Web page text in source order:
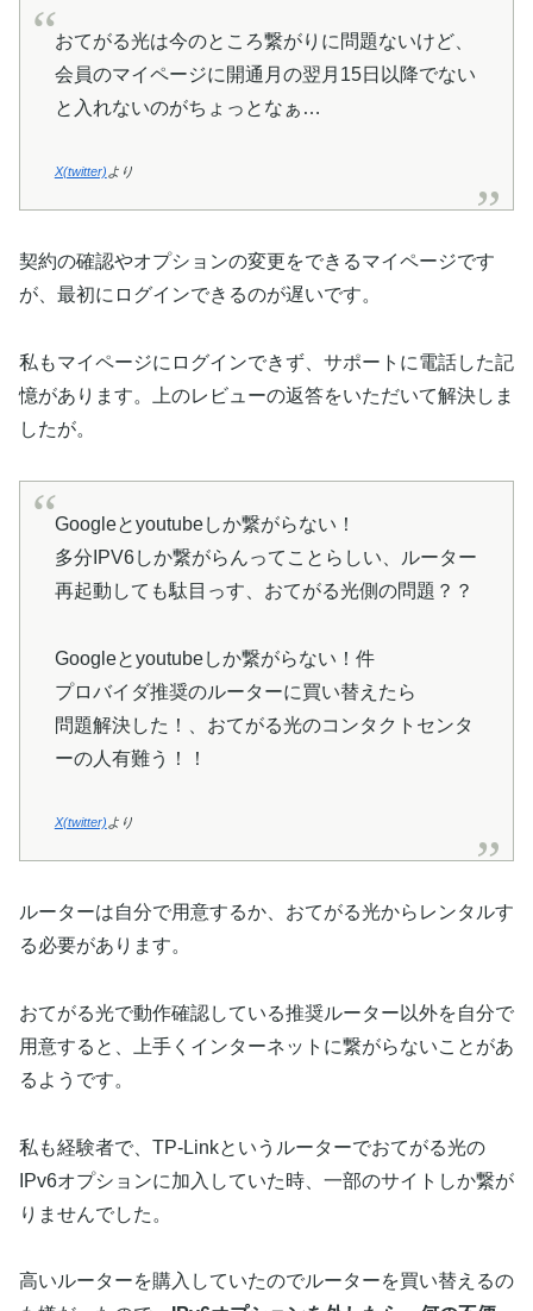
おてがる光は今のところ繋がりに問題ないけど、
会員のマイページに開通月の翌月15日以降でない
と入れないのがちょっとなぁ…
X(twitter) より
契約の確認やオプションの変更をできるマイページです
が、最初にログインできるのが遅いです。
私もマイページにログインできず、サポートに電話した記
憶があります。上のレビューの返答をいただいて解決しま
したが。
Googleとyoutubeしか繋がらない！
多分IPV6しか繋がらんってことらしい、ルーター
再起動しても駄目っす、おてがる光側の問題？？
Googleとyoutubeしか繋がらない！件
プロバイダ推奨のルーターに買い替えたら
問題解決した！、おてがる光のコンタクトセンタ
ーの人有難う！！
X(twitter) より
ルーターは自分で用意するか、おてがる光からレンタルす
る必要があります。
おてがる光で動作確認している推奨ルーター以外を自分で
用意すると、上手くインターネットに繋がらないことがあ
るようです。
私も経験者で、TP-Linkというルーターでおてがる光の
IPv6オプションに加入していた時、一部のサイトしか繋が
りませんでした。
高いルーターを購入していたのでルーターを買い替えるの